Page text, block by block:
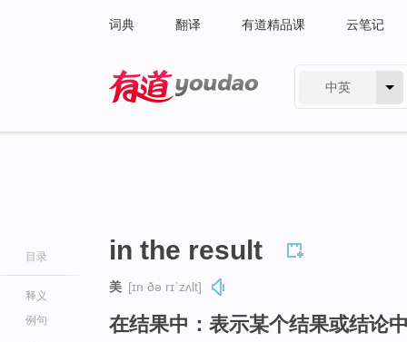
词典 翻译 有道精品课 云笔记
中英
目录
释义
例句
in the result
美 [ɪn ðə rɪˈzʌlt]
在结果中：表示某个结果或结论